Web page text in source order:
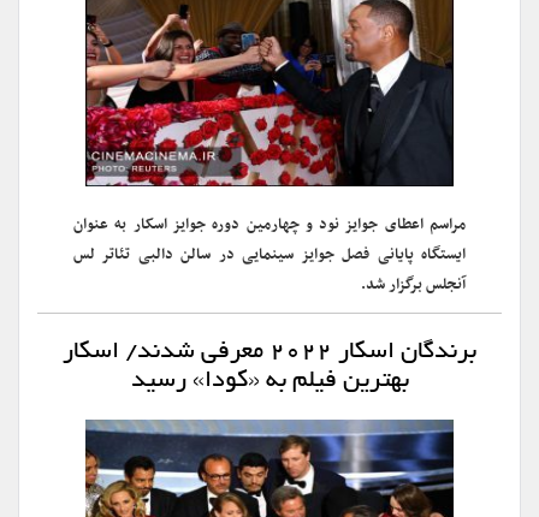
مراسم اعطای جوایز نود و چهارمین دوره جوایز اسکار به عنوان
ایستگاه پایانی فصل جوایز سینمایی در سالن دالبی تئاتر لس
آنجلس برگزار شد.
برندگان اسکار ۲۰۲۲ معرفی شدند/ اسکار
بهترین فیلم به «کودا» رسید